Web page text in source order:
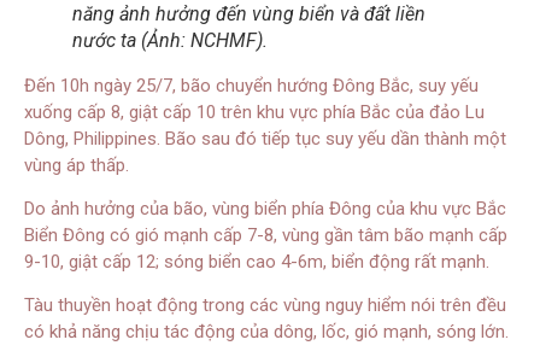
năng ảnh hưởng đến vùng biển và đất liền
nước ta (Ảnh: NCHMF).
Đến 10h ngày 25/7, bão chuyển hướng Đông Bắc, suy yếu
xuống cấp 8, giật cấp 10 trên khu vực phía Bắc của đảo Lu
Dông, Philippines. Bão sau đó tiếp tục suy yếu dần thành một
vùng áp thấp.
Do ảnh hưởng của bão, vùng biển phía Đông của khu vực Bắc
Biển Đông có gió mạnh cấp 7-8, vùng gần tâm bão mạnh cấp
9-10, giật cấp 12; sóng biển cao 4-6m, biển động rất mạnh.
Tàu thuyền hoạt động trong các vùng nguy hiểm nói trên đều
có khả năng chịu tác động của dông, lốc, gió mạnh, sóng lớn.